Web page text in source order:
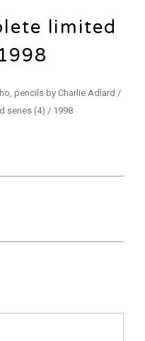
limited
pencils by Charlie Adlard /
series (4) / 1998